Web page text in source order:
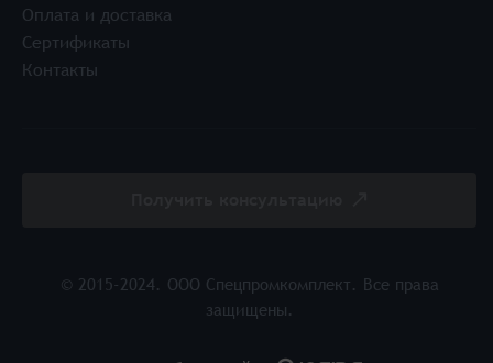
Оплата и доставка
Сертификаты
Контакты
© 2015-2024. ООО Спецпромкомплект. Все права
защищены.